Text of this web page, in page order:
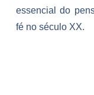
essencial do
fé no século XX.